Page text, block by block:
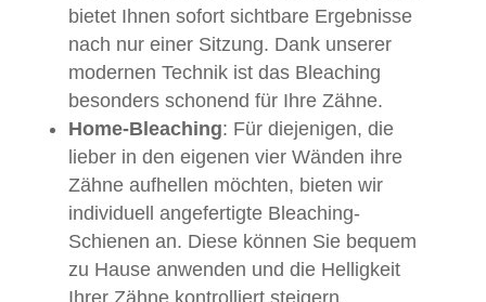
bietet Ihnen sofort sichtbare Ergebnisse
nach nur einer Sitzung. Dank unserer
modernen Technik ist das Bleaching
besonders schonend für Ihre Zähne.
Home-Bleaching: Für diejenigen, die
lieber in den eigenen vier Wänden ihre
Zähne aufhellen möchten, bieten wir
individuell angefertigte Bleaching-
Schienen an. Diese können Sie bequem
zu Hause anwenden und die Helligkeit
Ihrer Zähne kontrolliert steigern.